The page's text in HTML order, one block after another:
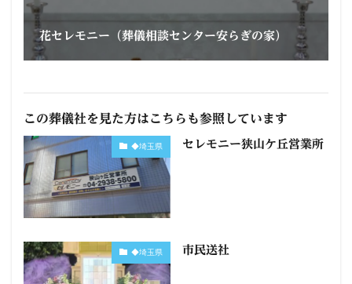
花セレモニー（葬儀相談センター安らぎの家）
この葬儀社を見た方はこちらも参照しています
◆埼玉県 セレモニー狭山ケ丘営業所
◆埼玉県 市民送社